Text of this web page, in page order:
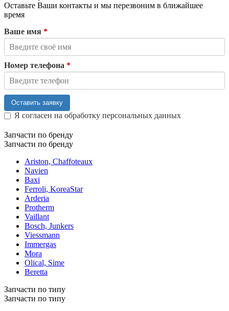
Оставьте Ваши контакты и мы перезвоним в ближайшее
время
Ваше имя *
Номер телефона *
Оставить заявку
Я согласен на обработку персональных данных
Запчасти по бренду
Запчасти по бренду
Ariston, Chaffoteaux
Navien
Baxi
Ferroli, KoreaStar
Arderia
Protherm
Vaillant
Bosch, Junkers
Viessmann
Immergas
Mora
Olical, Sime
Beretta
Запчасти по типу
Запчасти по типу